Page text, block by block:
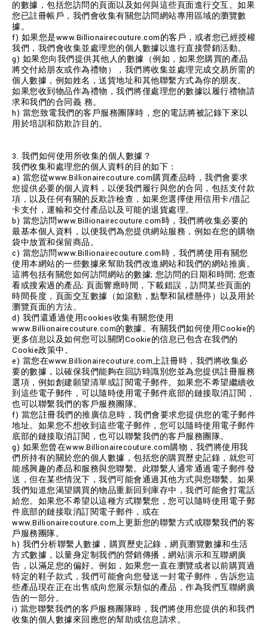
的數據，包括您訪問的頁面以及如何與這些頁面進行交互。如果
您已註冊帳戶，我們會收集有關您訪問網站專用區域的瀏覽數
據。
f) 如果您是www.Billionairecouture.com的客戶，或者您已經授權
我們，我們會收集並處理您的個人數據以進行直接營銷活動。
g) 如果您向我們提供其他人的數據（例如，如果您購買的產品
將交付給朋友或作為禮物），我們將收集並處理完成交易所需的
個人數據，例如姓名，送貨地址和其他聯繫方式為你的朋友。
如果您收到物品作為禮物，我們將僅處理您的數據以履行禮物請
求和我們的合同義 務。
h) 當您致電我們的客戶服務團隊時，您的電話將被記錄下來以
用於培訓和防欺詐目的。
3. 我們如何使用所收集的個人數據？
我們收集和處理您的個人資料的目的如下：
a) 當您從www.Billionairecouture.com購買產品時，我們會要求
您提供必要的個人資料，以便我們履行與您的合同，包括支付款
項，以及任何有關的反欺詐檢查，如果您選擇使用信用卡/借記
卡支付，運輸和交付產品以及可能的退貨處理。
b) 當您訪問www.Billionairecouture.com時，我們將收集必要的
最基本個人資料，以便我們為您提供網站服務，例如在您的購物
袋中放置和保留商品。
c) 當您訪問www.Billionairecouture.com時，我們將使用有關您
使用本網站的一些數據來幫助我們改進網站和我們的網站推廣。
這將包括有關您如何訪問網站的數據; 您訪問的日期和時間; 您查
看或搜索過的產品; 頁面響應時間，下載錯誤，訪問某些頁面的
時間長度，頁面交互數據（如滾動，點擊和鼠標懸停）以及用於
瀏覽頁面的方法。
d) 我們還通過使用cookies收集有關您使用
www.Billionairecouture.com的數據。有關我們如何使用Cookie的
更多信息以及如何您可以關閉Cookie的信息已包含在我們的
Cookie政策中。
e) 當您在www.Billionairecouture.com上註冊時，我們將收集必
要的數據，以確保我們能夠在回訪時識別您並為您提供註冊服務
選項，例如創建願望清單或訂閱電子郵件。如果您不希望繼續收
到這些電子郵件，可以隨時使用電子郵件底部的鏈接取消訂閱，
也可以聯繫我們的客戶服務團隊。
f) 當您註冊我們的推廣信息時，我們會要求您提供您的電子郵件
地址。如果您不想收到這些電子郵件，您可以隨時使用電子郵件
底部的鏈接取消訂閱，也可以聯繫我們的客戶服務團隊。
g) 如果您曾在www.Billionairecouture.com購物，我們將使用我
們所持有的關於您的個人數據，包括您的購買歷史記錄，就您可
能感興趣的產品和服務與您聯繫。此聯繫人通常通過電子郵件發
送，但在某些情況下，我們可能會通過其他方式與您聯繫。如果
我們知道您渴望購買的物品重新回到庫存中，我們可能會打電話
給您。如果您不希望以這種方式聯繫您，您可以隨時使用電子郵
件底部的鏈接取消訂閱電子郵件，或在
www.Billionairecouture.com上更新您的聯繫方式或聯繫我們的客
戶服務團隊。
h) 我們分析聯繫人數據，購買歷史記錄，網頁瀏覽數據和生活
方式數據，以量身定制我們的營銷傳播，網站演示和互聯網廣
告，以滿足您的偏好。例如，如果您一直在瀏覽或者以前購買過
特定的鞋子款式，我們可能會向您發送一封電子郵件，告訴您這
些產品現在正在出售或向您展示類似的產品，作為我們互聯網廣
告的一部分。
i) 當您聯繫我們的客戶服務團隊時，我們將使用您提供的和我們
收集的個人數據來回應您的幫助或信息請求。